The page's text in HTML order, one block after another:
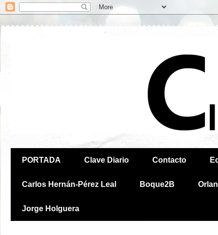
PORTADA Clave Diario Contacto
Carlos Hernán-Pérez Leal Boque2B
Jorge Holguera